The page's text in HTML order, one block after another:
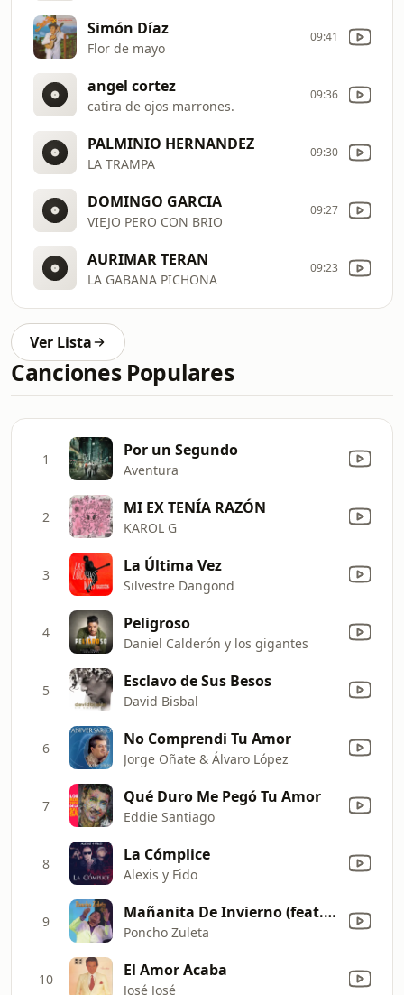
Simón Díaz
Flor de mayo
09:41
angel cortez
catira de ojos marrones.
09:36
PALMINIO HERNANDEZ
LA TRAMPA
09:30
DOMINGO GARCIA
VIEJO PERO CON BRIO
09:27
AURIMAR TERAN
LA GABANA PICHONA
09:23
Ver Lista
Canciones Populares
1 Por un Segundo
Aventura
2 MI EX TENÍA RAZÓN
KAROL G
3 La Última Vez
Silvestre Dangond
4 Peligroso
Daniel Calderón y los gigantes
5 Esclavo de Sus Besos
David Bisbal
6 No Comprendi Tu Amor
Jorge Oñate & Álvaro López
7 Qué Duro Me Pegó Tu Amor
Eddie Santiago
8 La Cómplice
Alexis y Fido
9 Mañanita De Invierno (feat. Silvestre Dangond)
Poncho Zuleta
10 El Amor Acaba
José José